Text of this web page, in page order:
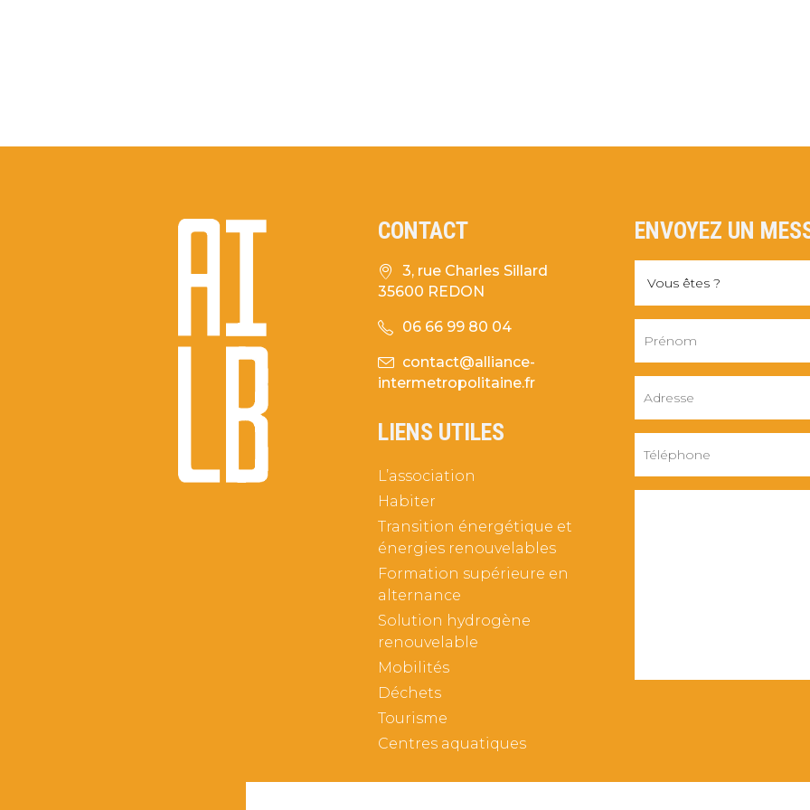
CONTACT
3, rue Charles Sillard
35600 REDON
06 66 99 80 04
contact@alliance-
intermetropolitaine.fr
LIENS UTILES
L’association
Habiter
Transition énergétique et
énergies renouvelables
Formation supérieure en
alternance
Solution hydrogène
renouvelable
Mobilités
Déchets
Tourisme
Centres aquatiques
ENVOYEZ UN